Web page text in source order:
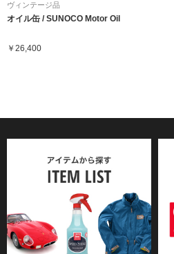
ヴィンテージ品
オイル缶 / SUNOCO Motor Oil
￥26,400